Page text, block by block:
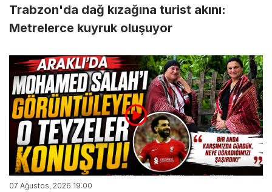
Trabzon'da dağ kızağına turist akını:
Metrelerce kuyruk oluşuyor
07 Ağustos, 2026 19:00